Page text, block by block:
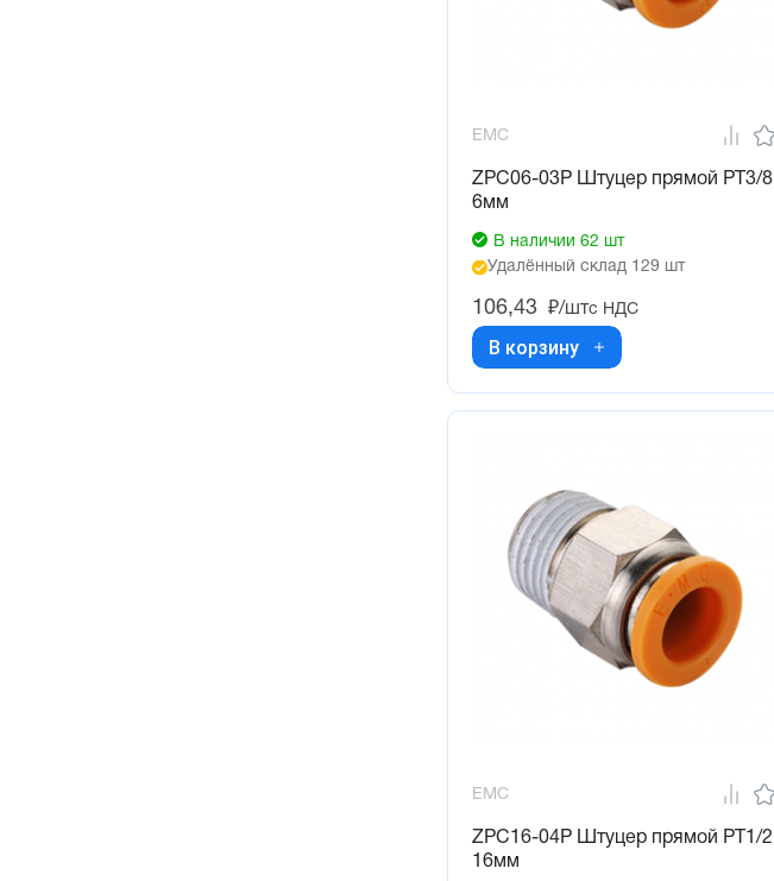
EMC
ZPC06-03P Штуцер прямой PT3/8
6мм
В наличии 62 шт
Удалённый склад 129 шт
106,43 ₽/штс НДС
В корзину
EMC
ZPC16-04P Штуцер прямой PT1/2
16мм